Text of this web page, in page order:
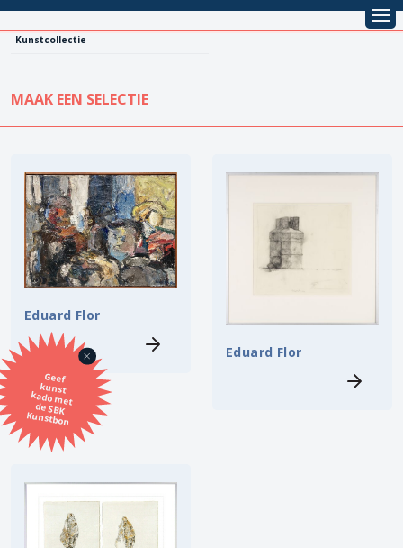
Kunstcollectie
Geef
kunst
kado met
de SBK
Kunstbon
MAAK EEN SELECTIE
KUNSTCOLLECTIE
Alle kunstwerken
Koopprijs
Vestiging
Stijl
Onderwerp
Techniek
Kunstenaar
Eduard Flor
Eduard Flor